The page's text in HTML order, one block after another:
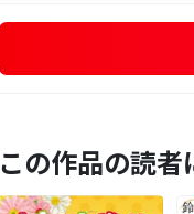
この作品の読